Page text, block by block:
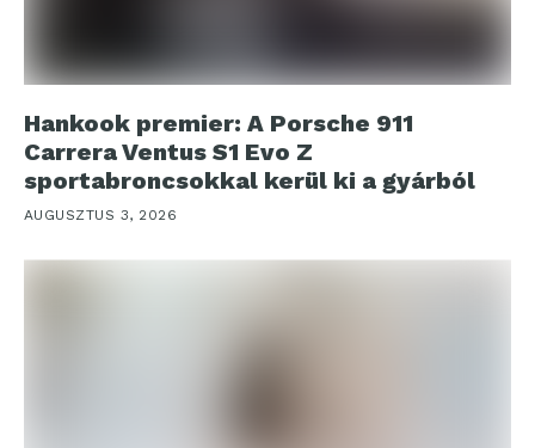
Hankook premier: A Porsche 911
Carrera Ventus S1 Evo Z
sportabroncsokkal kerül ki a gyárból
AUGUSZTUS 3, 2026